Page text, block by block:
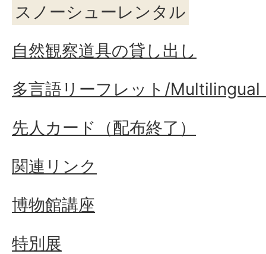
スノーシューレンタル
自然観察道具の貸し出し
多言語リーフレット/
先人カード（配布終了）
関連リンク
博物館講座
特別展